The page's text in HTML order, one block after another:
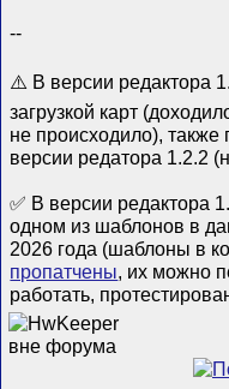
--
⚠️ В версии редактора
загрузкой карт
не происходило),
версии редатора 1.2.2
✅ В версии редактора
одном из шаблонов в
2026 года (шаблоны в
пропатчены, их можно
работать,